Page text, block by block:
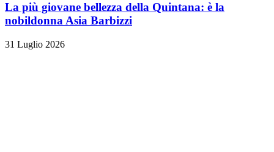
La più giovane bellezza della Quintana: è la
nobildonna Asia Barbizzi
31 Luglio 2026